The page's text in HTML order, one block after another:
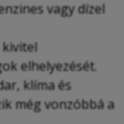
vagy dízel
kivitel
elhelyezését.
klíma és
még vonzóbbá a